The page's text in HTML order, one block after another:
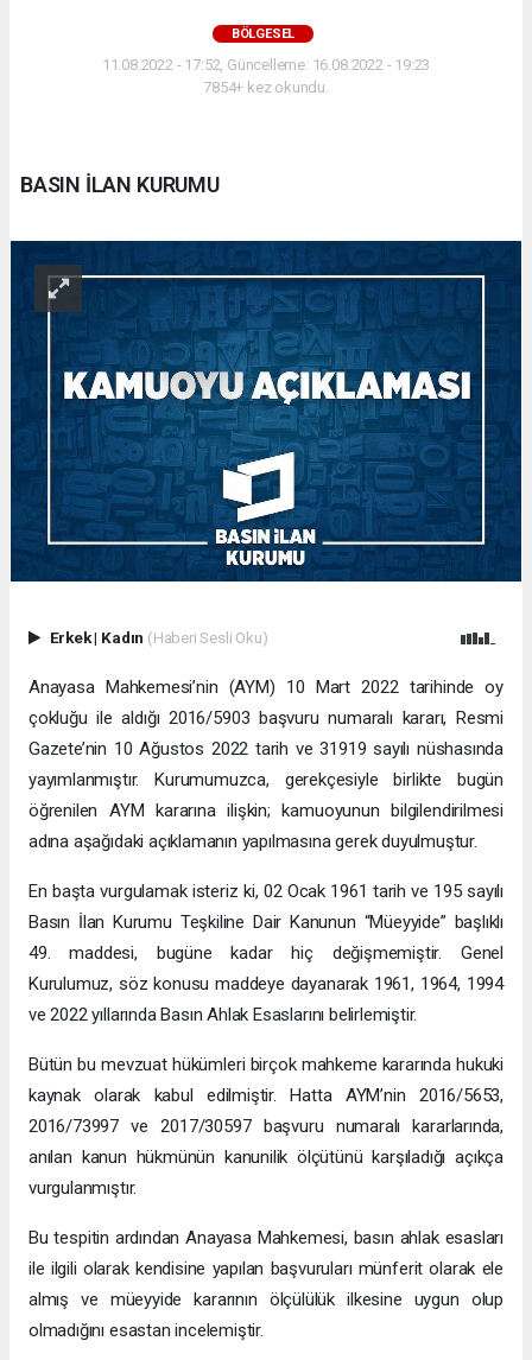
BÖLGESEL
11.08.2022 - 17:52, Güncelleme: 16.08.2022 - 19:23
7854+ kez okundu.
BASIN İLAN KURUMU
Erkek| Kadın (Haberi Sesli Oku)
Anayasa Mahkemesi’nin (AYM) 10 Mart 2022 tarihinde oy
çokluğu ile aldığı 2016/5903 başvuru numaralı kararı, Resmi
Gazete’nin 10 Ağustos 2022 tarih ve 31919 sayılı nüshasında
yayımlanmıştır. Kurumumuzca, gerekçesiyle birlikte bugün
öğrenilen AYM kararına ilişkin; kamuoyunun bilgilendirilmesi
adına aşağıdaki açıklamanın yapılmasına gerek duyulmuştur.
En başta vurgulamak isteriz ki, 02 Ocak 1961 tarih ve 195 sayılı
Basın İlan Kurumu Teşkiline Dair Kanunun “Müeyyide” başlıklı
49. maddesi, bugüne kadar hiç değişmemiştir. Genel
Kurulumuz, söz konusu maddeye dayanarak 1961, 1964, 1994
ve 2022 yıllarında Basın Ahlak Esaslarını belirlemiştir.
Bütün bu mevzuat hükümleri birçok mahkeme kararında hukuki
kaynak olarak kabul edilmiştir. Hatta AYM’nin 2016/5653,
2016/73997 ve 2017/30597 başvuru numaralı kararlarında,
anılan kanun hükmünün kanunilik ölçütünü karşıladığı açıkça
vurgulanmıştır.
Bu tespitin ardından Anayasa Mahkemesi, basın ahlak esasları
ile ilgili olarak kendisine yapılan başvuruları münferit olarak ele
almış ve müeyyide kararının ölçülülük ilkesine uygun olup
olmadığını esastan incelemiştir.